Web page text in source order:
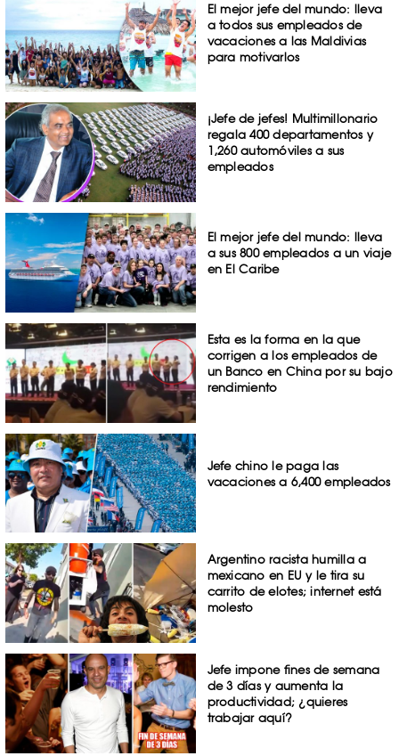
El mejor jefe del mundo: lleva
a todos sus empleados de
vacaciones a las Maldivias
para motivarlos
¡Jefe de jefes! Multimillonario
regala 400 departamentos y
1,260 automóviles a sus
empleados
El mejor jefe del mundo: lleva
a sus 800 empleados a un viaje
en El Caribe
Esta es la forma en la que
corrigen a los empleados de
un Banco en China por su bajo
rendimiento
Jefe chino le paga las
vacaciones a 6,400 empleados
Argentino racista humilla a
mexicano en EU y le tira su
carrito de elotes; internet está
molesto
Jefe impone fines de semana
de 3 días y aumenta la
productividad; ¿quieres
trabajar aquí?